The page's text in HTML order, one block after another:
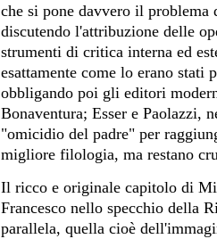
che si pone davvero il problema
discutendo l'attribuzione delle
strumenti di critica interna ed
esattamente come lo erano stati
obbligando poi gli editori
Bonaventura; Esser e Paolazzi,
"omicidio del padre" per
migliore filologia, ma restano
Il ricco e originale capitolo di
Francesco nello specchio della
parallela, quella cioè